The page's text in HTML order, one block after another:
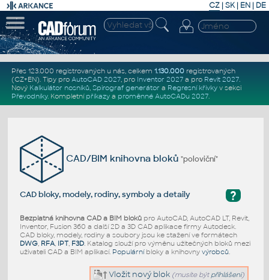
CZ | SK| EN | DE
Přes 123.000 registrovaných u nás, celkem 1.130.000registrovaných
(CZ+EN). Tipy pro AutoCAD 2027, pro Inventor 2027a pro Revit 2027.
Nový Kalkulátor nosníků, Spirograf generátor a Regresní křivkyv sekci
Převodníky. Kompletní příkazya proměnné AutoCADu 2027.
CAD/BIM knihovna bloků"poloviční"
?
CAD bloky, modely, rodiny, symboly a detaily
Bezplatná knihovna CAD a BIM blokůpro AutoCAD, AutoCAD LT, Revit,
Inventor, Fusion 360 a další 2D a 3D CAD aplikace firmy Autodesk.
CAD bloky, modely, rodiny a soubory jsou ke stažení ve formátech
DWG, RFA, IPT, F3D. Katalog slouží pro výměnu užitečných bloků mezi
uživateli CAD a BIM aplikací. Populárníbloky a knihovny výrobců.
Vložit nový blok (musíte být přihlášeni)